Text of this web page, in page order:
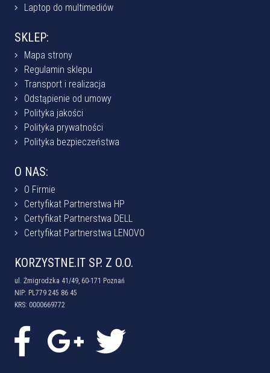
Laptop do multimediów
SKLEP:
Mapa strony
Regulamin sklepu
Transport i realizacja
Odstąpienie od umowy
Polityka jakości
Polityka prywatności
Polityka bezpieczeństwa
O NAS:
O Firmie
Certyfikat Partnerstwa HP
Certyfikat Partnerstwa DELL
Certyfikat Partnerstwa LENOVO
KORZYSTNE.IT SP. Z O.O.
ul. Żmigrodzka 41/49, 60-171 Poznań
NIP: PL779 245 86 45
KRS: 0000669772